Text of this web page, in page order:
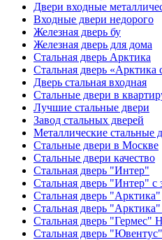
Двери входные
Входные двери недорого
Железная дверь бу
Железная дверь для дома
Стальная дверь Арктика
Стальная дверь «Арктика
Дверь стальная входная
Стальные двери в
Лучшие стальные двери
Завод стальных дверей
Металлические стальные
Стальные двери в Москве
Стальные двери качество
Стальная дверь "Интер"
Стальная дверь "Интер" с
Стальная дверь "Арктика"
Стальная дверь "Арктика"
Стальная дверь "Гермес"
Стальная дверь "Ювентус"